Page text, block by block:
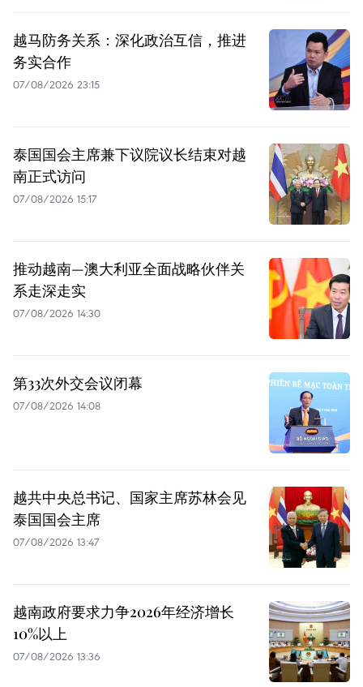
越马防务关系：深化政治互信，推进
务实合作
07/08/2026 23:15
泰国国会主席兼下议院议长结束对越
南正式访问
07/08/2026 15:17
推动越南—澳大利亚全面战略伙伴关
系走深走实
07/08/2026 14:30
第33次外交会议闭幕
07/08/2026 14:08
越共中央总书记、国家主席苏林会见
泰国国会主席
07/08/2026 13:47
越南政府要求力争2026年经济增长
10%以上
07/08/2026 13:36